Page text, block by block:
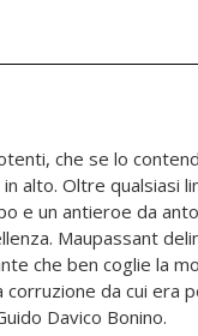
Davico Bonino.